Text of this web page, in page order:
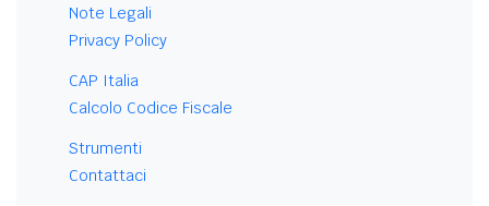
Note Legali
Privacy Policy
CAP Italia
Calcolo Codice Fiscale
Strumenti
Contattaci